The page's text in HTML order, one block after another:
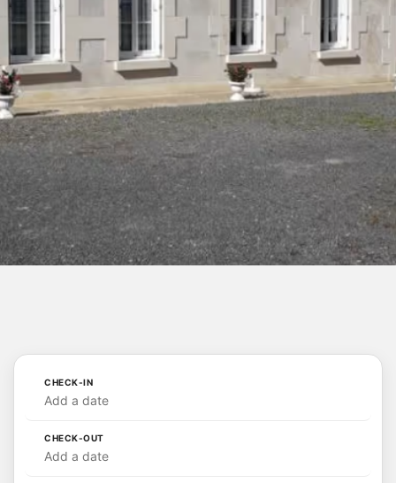
CHECK-IN
Add a date
CHECK-OUT
Add a date